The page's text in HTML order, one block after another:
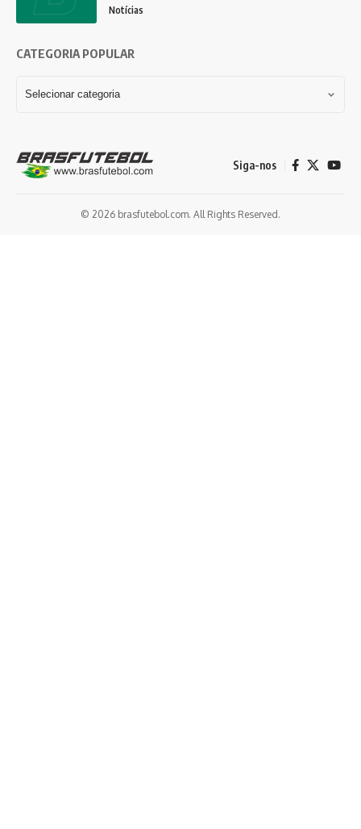
Notícias
CATEGORIA POPULAR
Siga-nos
© 2026 brasfutebol.com. All Rights Reserved.